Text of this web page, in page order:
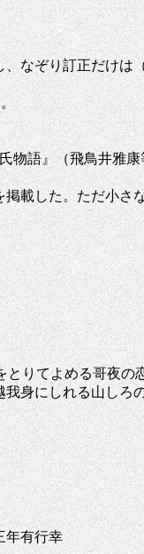
なぞり訂正だけは
語』（飛鳥井雅康
載した。ただ小さ
りてよめる哥夜の
身にしれる山しろ
年有行幸